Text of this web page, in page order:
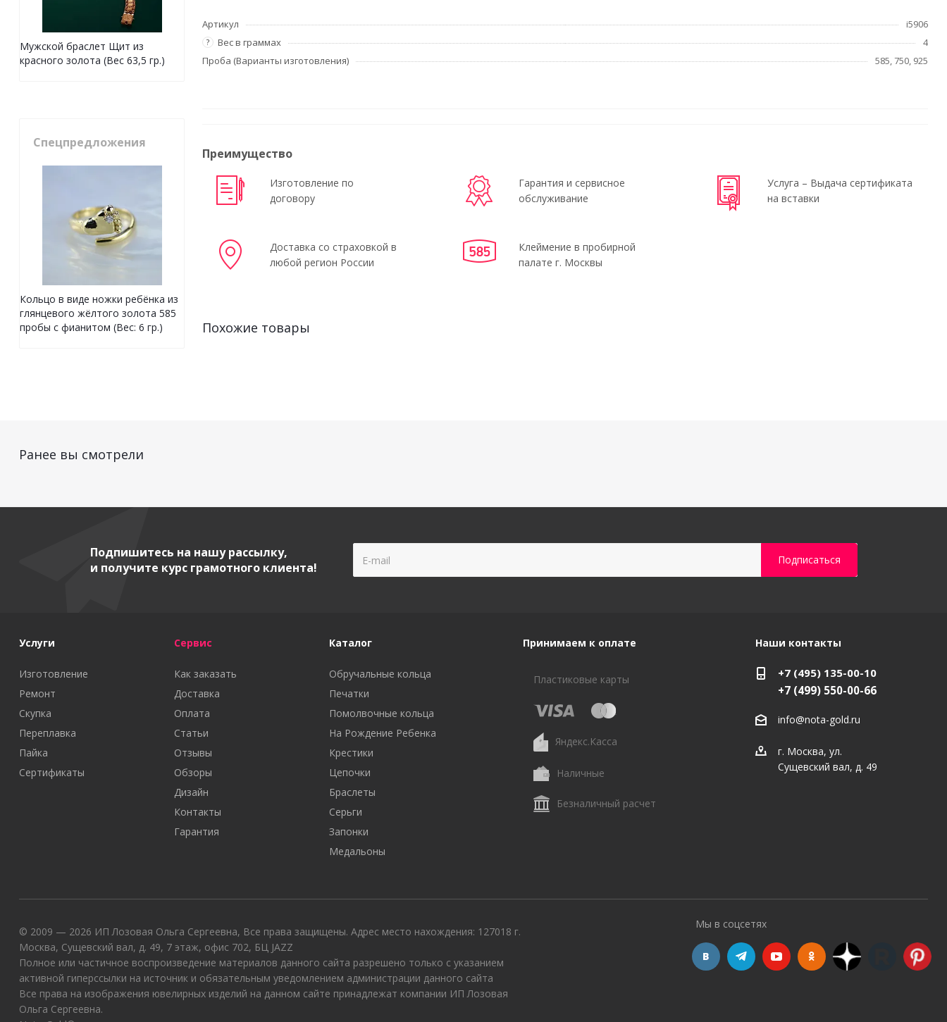
Артикул i5906
? Вес в граммах
4
Проба (Варианты изготовления)
585, 750, 925
Преимущество
Изготовление по
договору
Гарантия и сервисное
обслуживание
Услуга – Выдача сертификата
на вставки
Доставка со страховкой в
любой регион России
Клеймение в пробирной
палате г. Москвы
Похожие товары
Мужской браслет Щит из
красного золота (Вес 63,5 гр.)
Спецпредложения
Кольцо в виде ножки ребёнка из
глянцевого жёлтого золота 585
пробы с фианитом (Вес: 6 гр.)
Ранее вы смотрели
Подпишитесь на нашу рассылку,
и получите курс грамотного клиента!
Услуги
Изготовление
Ремонт
Скупка
Переплавка
Пайка
Сертификаты
Сервис
Как заказать
Доставка
Оплата
Статьи
Отзывы
Обзоры
Дизайн
Контакты
Гарантия
Каталог
Обручальные кольца
Печатки
Помолвочные кольца
На Рождение Ребенка
Крестики
Цепочки
Браслеты
Серьги
Запонки
Медальоны
Принимаем к оплате
Пластиковые карты
Яндекс.Касса
Наличные
Безналичный расчет
Наши контакты
+7 (495) 135-00-10
+7 (499) 550-00-66
info@nota-gold.ru
г. Москва, ул.
Сущевский вал, д. 49
© 2009 — 2026 ИП Лозовая Ольга Сергеевна, Все права защищены. Адрес место нахождения: 127018 г.
Москва, Сущевский вал, д. 49, 7 этаж, офис 702, БЦ JAZZ
Полное или частичное воспроизведение материалов данного сайта разрешено только с указанием
активной гиперссылки на источник и обязательным уведомлением администрации данного сайта
Все права на изображения ювелирных изделий на данном сайте принадлежат компании ИП Лозовая
Ольга Сергеевна.
Мы в соцсетях